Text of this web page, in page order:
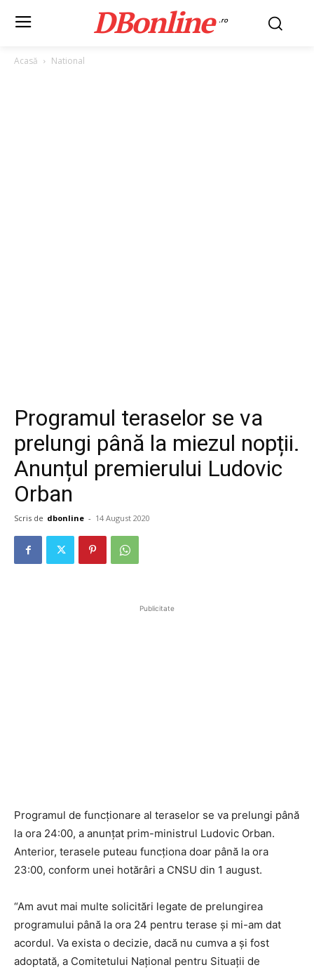
DBonline .ro
Acasă National
Programul teraselor se va
prelungi până la miezul nopții.
Anunțul premierului Ludovic
Orban
Scris de dbonline - 14 August 2020
Publicitate
Programul de funcționare al teraselor se va prelungi până
la ora 24:00, a anunțat prim-ministrul Ludovic Orban.
Anterior, terasele puteau funcționa doar până la ora
23:00, conform unei hotărâri a CNSU din 1 august.
“Am avut mai multe solicitări legate de prelungirea
programului până la ora 24 pentru terase și mi-am dat
acordul. Va exista o decizie, dacă nu cumva a și fost
adoptată, a Comitetului Național pentru Situații de